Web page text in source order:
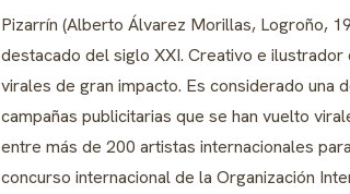
Pizarrín (Alberto Álvarez Morillas, Logroño,
destacado del siglo XXI. Creativo e
virales de gran impacto. Es considerado una
campañas publicitarias que se han vuelto
entre más de 200 artistas internacionales
concurso internacional de la Organización